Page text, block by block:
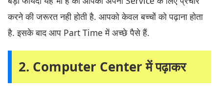
करने की जरूरत नही होती है. आपको केवल बच्चों को पढ़ाना होता
है. इसके बाद आप Part Time में अच्छे पैसे हैं.
2. Computer Center में पढ़ाकर